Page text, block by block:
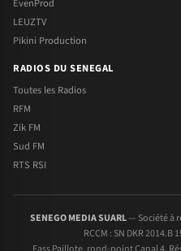
EvenProd
LEUZTV
Pikini Production
RADIOS DU SENEGAL
Toutes les Radios
RFM
Zik FM
Sud FM
RTS RSI
SENEGO MEDIA SUARL— Société à
RCCM : SN DKR 2014.B